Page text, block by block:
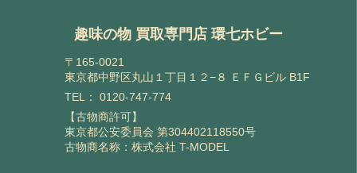
趣味の物 買取専門店 環七ホビー
〒165-0021
東京都中野区丸山１丁目１２−８ ＥＦＧビル B1F
TEL： 0120-747-774
【古物商許可】
東京都公安委員会 第304402118550号
古物商名称：株式会社 T-MODEL